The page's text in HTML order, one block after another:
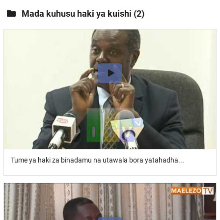
Mada kuhusu haki ya kuishi (2)
Tume ya haki za binadamu na utawala bora yatahadha...